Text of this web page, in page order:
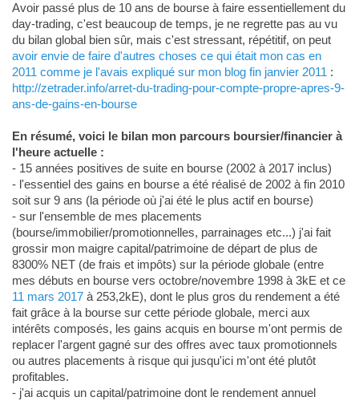
Avoir passé plus de 10 ans de bourse à faire essentiellement du
day-trading, c'est beaucoup de temps, je ne regrette pas au vu
du bilan global bien sûr, mais c'est stressant, répétitif, on peut
avoir envie de faire d'autres choses ce qui était mon cas en
2011 comme je l'avais expliqué sur mon blog fin janvier 2011 :
http://zetrader.info/arret-du-trading-pour-compte-propre-apres-9-
ans-de-gains-en-bourse
En résumé, voici le bilan mon parcours boursier/financier à
l'heure actuelle :
- 15 années positives de suite en bourse (2002 à 2017 inclus)
- l'essentiel des gains en bourse a été réalisé de 2002 à fin 2010
soit sur 9 ans (la période où j'ai été le plus actif en bourse)
- sur l'ensemble de mes placements
(bourse/immobilier/promotionnelles, parrainages etc...) j'ai fait
grossir mon maigre capital/patrimoine de départ de plus de
8300% NET (de frais et impôts) sur la période globale (entre
mes débuts en bourse vers octobre/novembre 1998 à 3kE et ce
11 mars 2017à 253,2kE), dont le plus gros du rendement a été
fait grâce à la bourse sur cette période globale, merci aux
intérêts composés, les gains acquis en bourse m'ont permis de
replacer l'argent gagné sur des offres avec taux promotionnels
ou autres placements à risque qui jusqu'ici m'ont été plutôt
profitables.
- j'ai acquis un capital/patrimoine dont le rendement annuel